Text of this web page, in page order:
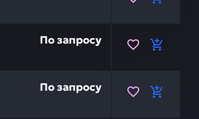
20Y-32-00024 — это инвестиция в
По запросу
20Y-32-00023 — это инвестиция в
По запросу